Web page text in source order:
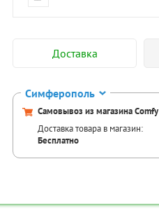
Доставка
Симферополь
Самовывоз из магазина Comfy
Доставка товара в магазин:
Бесплатно